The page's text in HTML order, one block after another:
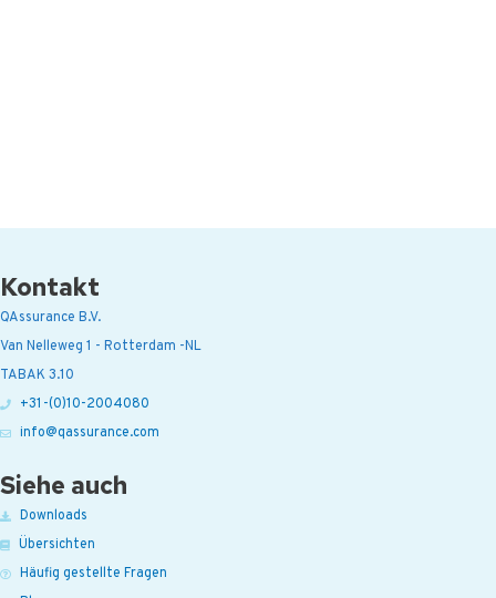
Kontakt
QAssurance B.V.
Van Nelleweg 1 - Rotterdam -NL
TABAK 3.10
+31-(0)10-2004080
info@qassurance.com
Siehe auch
Downloads
Übersichten
Häufig gestellte Fragen